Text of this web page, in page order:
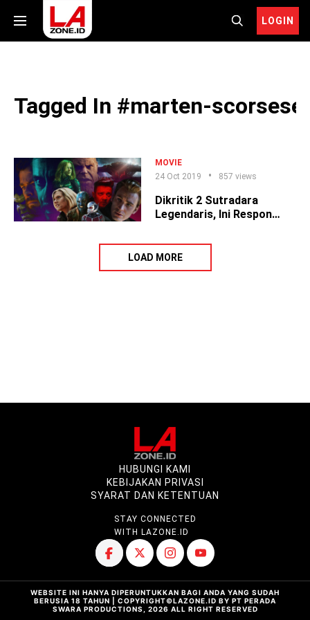
LOGIN
Tagged In #marten-scorsese
MOVIE
24 Oct 2019
857 views
Dikritik 2 Sutradara
Legendaris, Ini Respon
LOAD MORE
HUBUNGI KAMI
KEBIJAKAN PRIVASI
SYARAT DAN KETENTUAN
STAY CONNECTED
WITH LAZONE.ID
WEBSITE INI HANYA DIPERUNTUKKAN BAGI ANDA YANG SUDAH
BERUSIA 18 TAHUN | COPYRIGHT©LAZONE.ID BY PT PERADA
SWARA PRODUCTIONS, 2026 ALL RIGHT RESERVED